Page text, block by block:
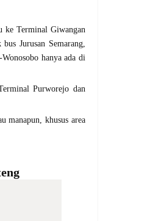
ke Terminal Giwangan
Jurusan Semarang,
hanya ada di
Purworejo dan
manapun, khusus area